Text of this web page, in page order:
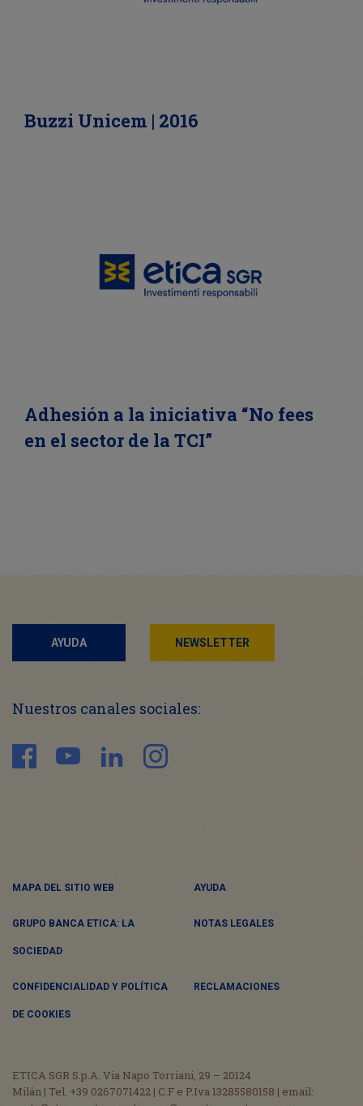
Buzzi Unicem | 2016
Adhesión a la iniciativa “No fees
en el sector de la TCI”
AYUDA NEWSLETTER
Nuestros canales sociales:
MAPA DEL SITIO WEB AYUDA
GRUPO BANCA ETICA: LA
SOCIEDAD
NOTAS LEGALES
CONFIDENCIALIDAD Y POLÍTICA
DE COOKIES
RECLAMACIONES
ETICA SGR S.p.A. Via Napo Torriani, 29 – 20124
Milán | Tel. +39 0267071422 | C.F e P.Iva 13285580158 | email: